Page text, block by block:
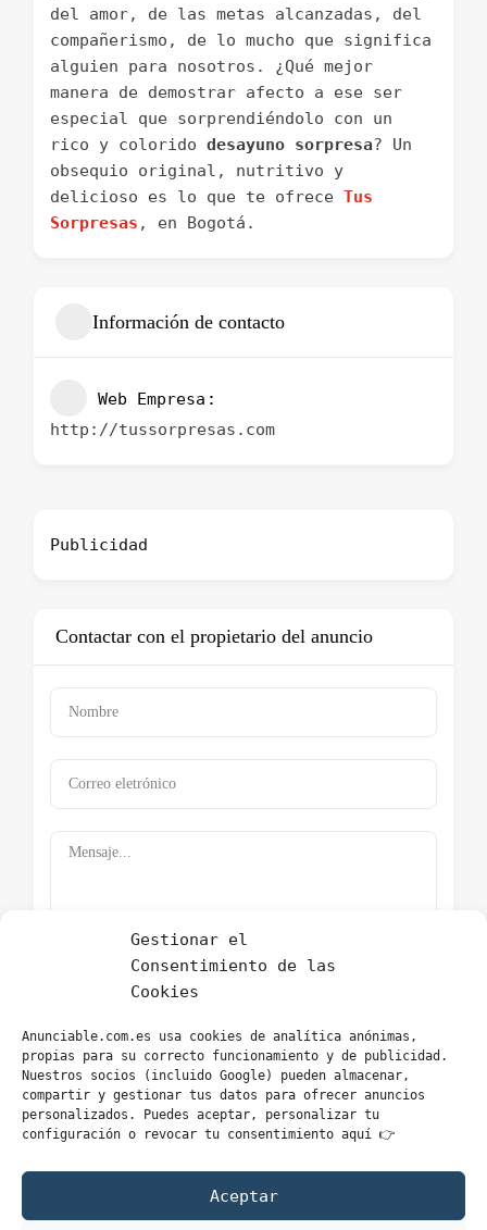
Gestionar el
Consentimiento de las
Cookies
Anunciable.com.es usa cookies de analítica anónimas,
propias para su correcto funcionamiento y de publicidad.
Nuestros socios (incluido Google) pueden almacenar,
compartir y gestionar tus datos para ofrecer anuncios
personalizados. Puedes aceptar, personalizar tu
configuración o revocar tu consentimiento aquí 👉
Aceptar
del amor, de las metas alcanzadas, del
compañerismo, de lo mucho que significa
alguien para nosotros. ¿Qué mejor
manera de demostrar afecto a ese ser
especial que sorprendiéndolo con un
rico y colorido desayuno sorpresa? Un
obsequio original, nutritivo y
delicioso es lo que te ofrece Tus
Sorpresas , en Bogotá.
Información de contacto
Web Empresa
http://tussorpresas.com
Publicidad
Contactar con el propietario del anuncio
Directorio – Categorías